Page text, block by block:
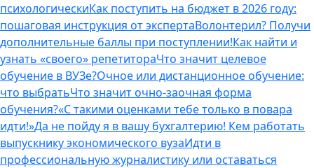
психологическиКак поступить на бюджет в 2026 году:
пошаговая инструкция от экспертаВолонтерил? Получи
дополнительные баллы при поступлении!Как найти и
узнать «своего» репетитораЧто значит целевое
обучение в ВУЗе?Очное или дистанционное обучение:
что выбратьЧто значит очно-заочная форма
обучения?«С такими оценками тебе только в повара
идти!»Да не пойду я в вашу бухгалтерию! Кем работать
выпускнику экономического вузаИдти в
профессиональную журналистику или оставаться